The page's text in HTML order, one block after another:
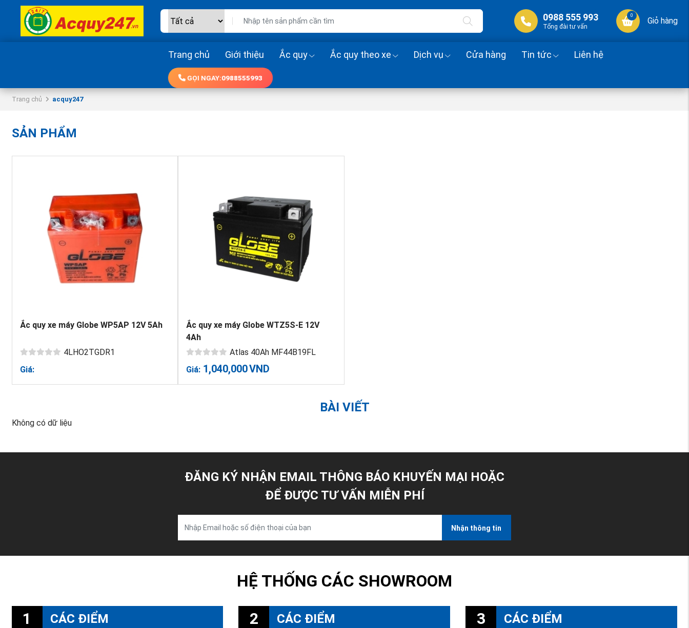
0988 555 993
Tổng đài tư vấn
0
Giỏ hàng
Trang chủ Giới thiệu Ắc quy Ắc quy theo xe Dịch vụ Cửa hàng Tin tức Liên hệ
GỌI NGAY:0988555993
Trang chủ acquy247
SẢN PHẨM
Ắc quy xe máy Globe WP5AP 12V 5Ah
4LHO2TGDR1
Giá:
Ắc quy xe máy Globe WTZ5S-E 12V
4Ah
Atlas 40Ah MF44B19FL
Giá: 1,040,000VND
BÀI VIẾT
Không có dữ liệu
ĐĂNG KÝ NHẬN EMAIL THÔNG BÁO KHUYẾN MẠI HOẶC
ĐỂ ĐƯỢC TƯ VẤN MIỄN PHÍ
Nhận thông tin
HỆ THỐNG CÁC SHOWROOM
1 CÁC ĐIỂM 2 CÁC ĐIỂM 3 CÁC ĐIỂM